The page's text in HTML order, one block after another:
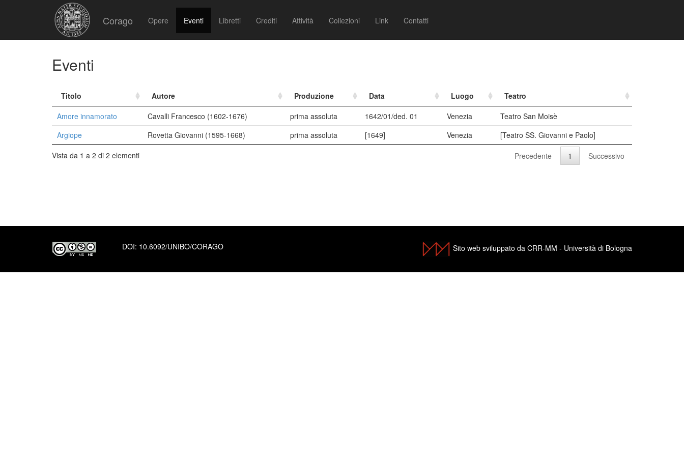
Corago Opere Eventi Libretti Crediti Attività Collezioni Link Contatti
Eventi
Titolo Autore Produzione Data Luogo
Teatro
Amore innamorato
Cavalli Francesco (1602-1676) prima assoluta 1642/01/ded. 01 Venezia
Teatro San Moisè
Argiope
Rovetta Giovanni (1595-1668) prima assoluta [1649] Venezia
[Teatro SS. Giovanni e Paolo]
Vista da 1 a 2 di 2 elementi
Precedente 1 Successivo
DOI: 10.6092/UNIBO/CORAGO Sito web sviluppato da CRR-MM - Università di Bologna